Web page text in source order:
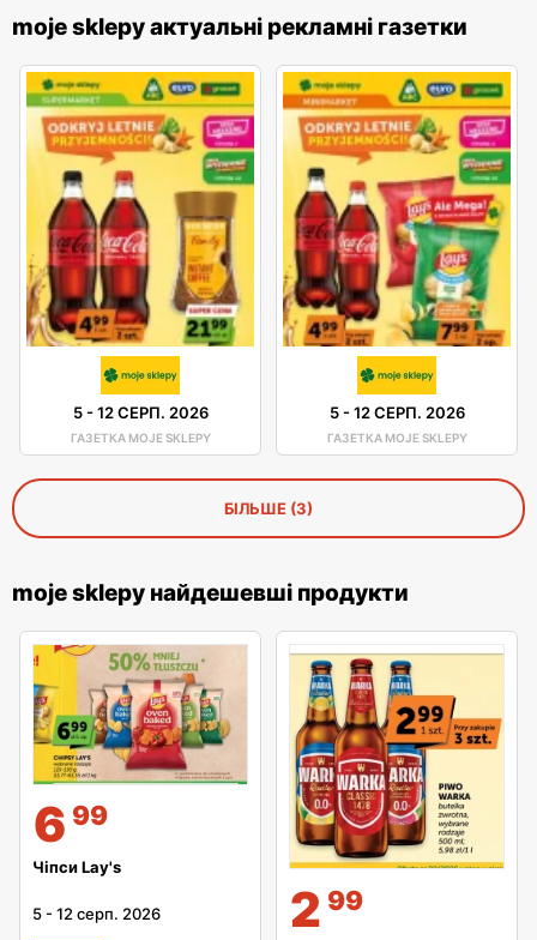
moje sklepy актуальні рекламні газетки
5-12 СЕРП. 2026
ГАЗЕТКА MOJE SKLEPY
5-12 СЕРП. 2026
ГАЗЕТКА MOJE SKLEPY
БІЛЬШЕ (3)
moje sklepy найдешевші продукти
6 99
Чіпси Lay's
5 -12 серп. 2026 2 99